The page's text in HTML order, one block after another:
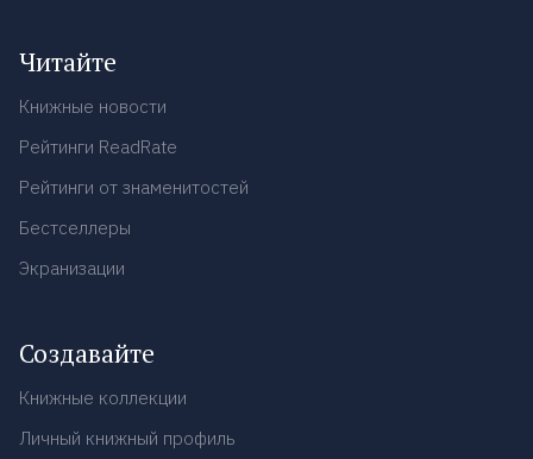
Читайте
Книжные новости
Рейтинги ReadRate
Рейтинги от знаменитостей
Бестселлеры
Экранизации
Создавайте
Книжные коллекции
Личный книжный профиль